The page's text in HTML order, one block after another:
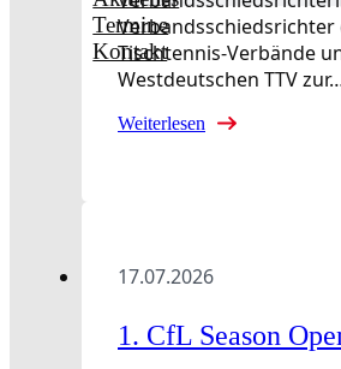
Termine
Kontakt
Tischtennis-Verbände
Westdeutschen TTV
Weiterlesen
17.07.2026
1. CfL Season